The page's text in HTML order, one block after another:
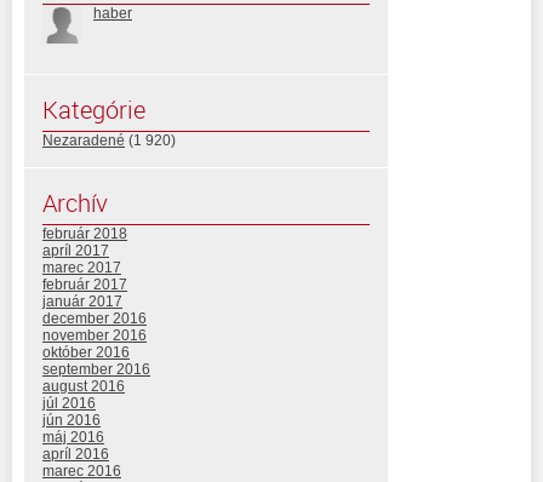
haber
Kategórie
Nezaradené (1 920)
Archív
február 2018
apríl 2017
marec 2017
február 2017
január 2017
december 2016
november 2016
október 2016
september 2016
august 2016
júl 2016
jún 2016
máj 2016
apríl 2016
marec 2016